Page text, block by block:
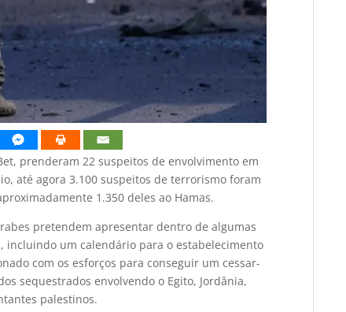
prenderam 22 suspeitos de envolvimento em
até agora 3.100 suspeitos de terrorismo foram
1.350 deles ao Hamas.
pretendem apresentar dentro de algumas
incluindo um calendário para o estabelecimento
com os esforços para conseguir um cessar-
sequestrados envolvendo o Egito, Jordânia,
palestinos.